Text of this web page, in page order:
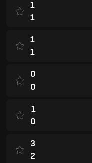
1
1
1
1
0
0
1
0
3
2